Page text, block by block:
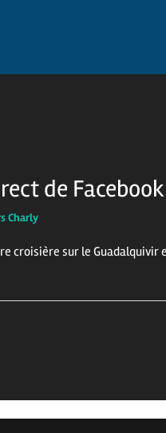
de Facebook
Charly
croisière sur le Guadalquivir